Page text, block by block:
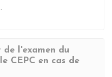
l'examen du
CEPC en cas de